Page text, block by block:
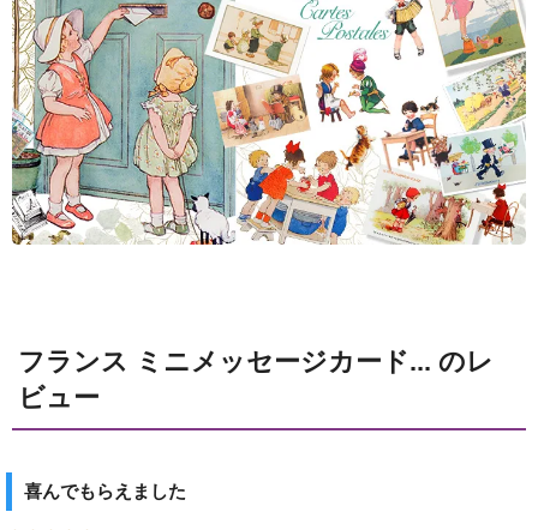
フランス ミニメッセージカード... のレ
ビュー
喜んでもらえました